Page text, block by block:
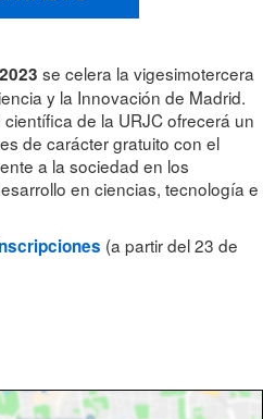
se celera la vigesimotercera
y la Innovación de Madrid.
de la URJC ofrecerá un
de carácter gratuito con el
a la sociedad en los
en ciencias, tecnología e
(a partir del 23 de